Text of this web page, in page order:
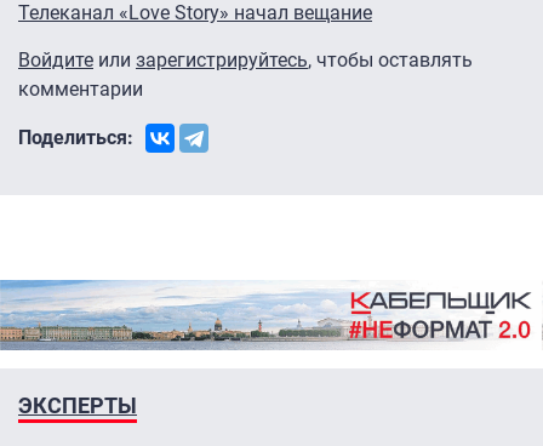
Телеканал «Love Story» начал вещание
Войдите или зарегистрируйтесь, чтобы оставлять
комментарии
Поделиться:
ЭКСПЕРТЫ